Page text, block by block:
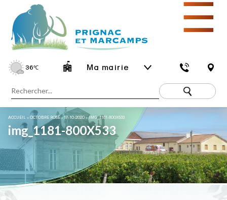
36℃ Ma mairie
☰
ACCUEIL »OCTOBRE ROSE – 17-10-2020»IMG_1181-800X533
img_1181-800X533